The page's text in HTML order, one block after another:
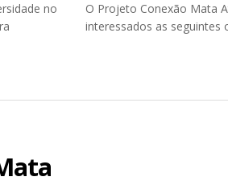
no
O Projeto Conexão Mata
interessados as seguintes